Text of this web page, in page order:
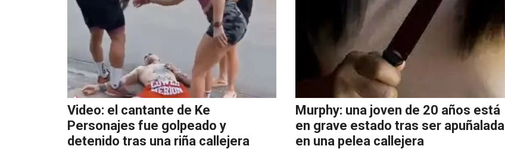
Video: el cantante de Ke
Personajes fue golpeado y
detenido tras una riña callejera
Murphy: una joven de 20 años está
en grave estado tras ser apuñalada
en una pelea callejera